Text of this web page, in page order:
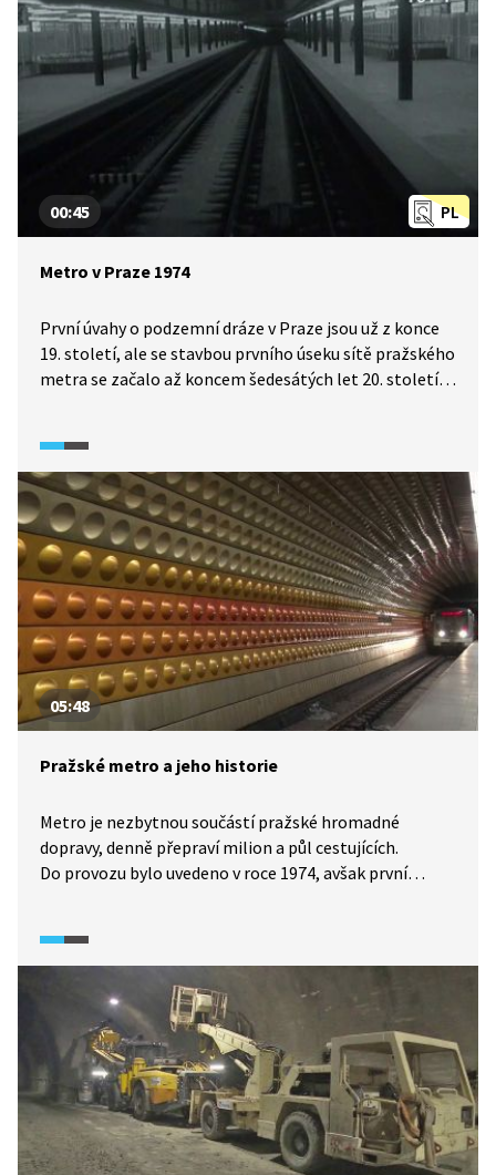
velký návrat. Kde se s nimi můžete svézt a jak vlastně
fungují?
PL
00:45
Metro v Praze 1974
První úvahy o podzemní dráze v Praze jsou už z konce
19. století, ale se stavbou prvního úseku sítě pražského
metra se začalo až koncem šedesátých let 20. století.
05:48
Pražské metro a jeho historie
Metro je nezbytnou součástí pražské hromadné
dopravy, denně přepraví milion a půl cestujících.
Do provozu bylo uvedeno v roce 1974, avšak první
reportáži.